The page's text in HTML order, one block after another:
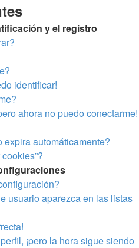
y el registro
identificar!
ahora no puedo conectarme!
automáticamente?
usuario aparezca en las listas
¡pero la hora sigue siendo